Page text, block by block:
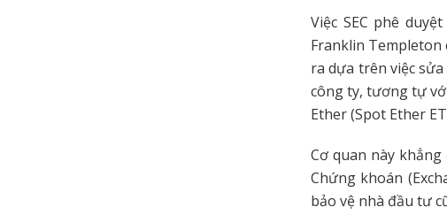
Việc SEC phê
Franklin Templeton
ra dựa trên việc
công ty, tương tự
Ether (Spot Ether
Cơ quan này
Chứng khoán
bảo vệ nhà đầu tư